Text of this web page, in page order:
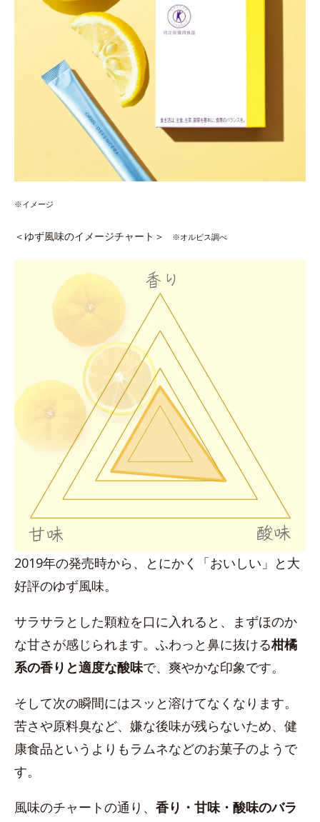
※イメージ
＜ゆず風味のイメージチャート＞ ※オルビス調べ
2019年の発売時から、とにかく「おいしい」と大
好評のゆず風味。
サラサラとした顆粒を口に入れると、まずほのか
な甘さが感じられます。ふわっと鼻に抜ける柑橘
系の香りと適度な酸味で、爽やかな印象です。
そして次の瞬間にはスッと溶けてなくなります。
苦さや原料臭など、嫌な後味が残らないため、健
康食品というよりもラムネなどのお菓子のようで
す。
風味のチャートの通り、 香り・甘味・酸味のバラ